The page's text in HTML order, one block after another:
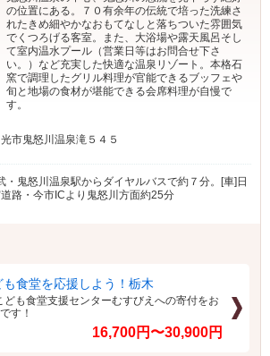
の位置にある。７０有余年の伝統で培った洗練さ
れたきめ細やかなおもてなしと落ちついた雰囲気
でくつろげる客室。また、大浴場や露天風呂そし
て室内温水プール（営業日等はお問合せ下さ
い。）など充実した快適な温泉リゾート。本格石
窯で調理したグリル料理が官能できるブッフェや
旬と地場の食材が堪能できる会席料理が自慢で
す。
市鬼怒川温泉滝５４５
・鬼怒川温泉駅からダイヤルバスで約７分。[車]日
路・今市ICより鬼怒川方面約25分
食堂を応援しよう！栃木
ども食堂支援センターむすびえへの寄付をお
す！
16,700円〜30,900円